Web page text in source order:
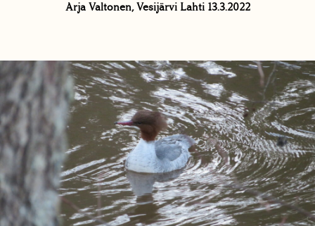
Arja Valtonen, Vesijärvi Lahti 13.3.2022